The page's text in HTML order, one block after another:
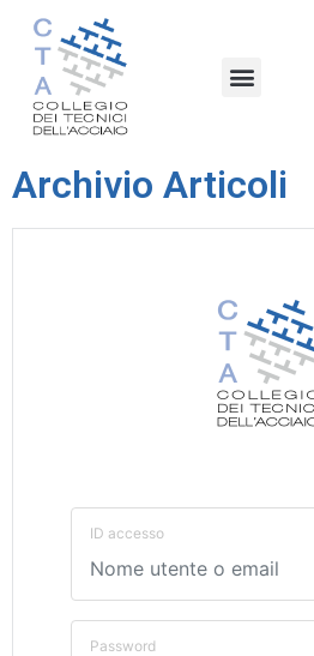
Archivio Articoli
ID accesso
Password